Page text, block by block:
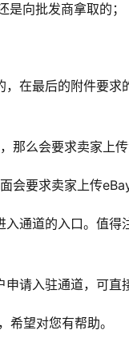
向批发商拿取的；
在最后的附件要
那么会要求卖家上
会要求卖家上传
通道的入口。值
请入驻通道，可直
希望对您有帮助。